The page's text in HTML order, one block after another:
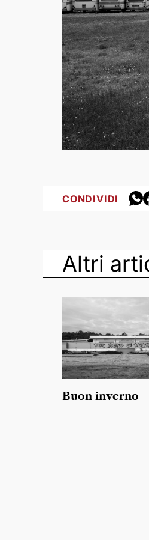
CONDIVIDI
Altri
Buon inverno